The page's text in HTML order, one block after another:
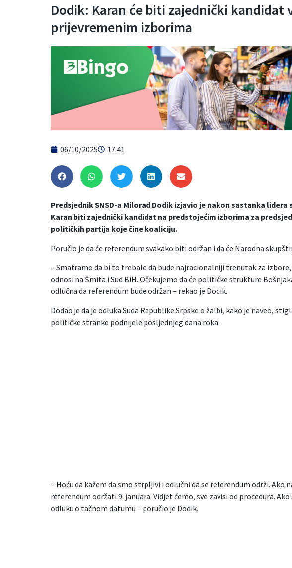
Dodik: Karan će biti zajednički kandidat
prijevremenim izborima
06/10/2025 17:41
Predsjednik SNSD-a Milorad Dodik izjavio je nakon sastanka
Karan biti zajednički kandidat na predstojećim izborima za
političkih partija koje čine koaliciju.
Poručio je da će referendum svakako biti održan i da će Narodna
– Smatramo da bi to trebalo da bude najracionalniji trenutak za
odnosi na Šmita i Sud BiH. Očekujemo da će političke strukture
odlučna da referendum bude održan – rekao je Dodik.
Dodao je da je odluka Suda Republike Srpske o žalbi, kako je naveo,
političke stranke podnijele posljednjeg dana roka.
– Hoću da kažem da smo strpljivi i odlučni da se referendum održi. Ako
referendum održati 9. januara. Vidjet ćemo, sve zavisi od procedura.
odluku o tačnom datumu – poručio je Dodik.